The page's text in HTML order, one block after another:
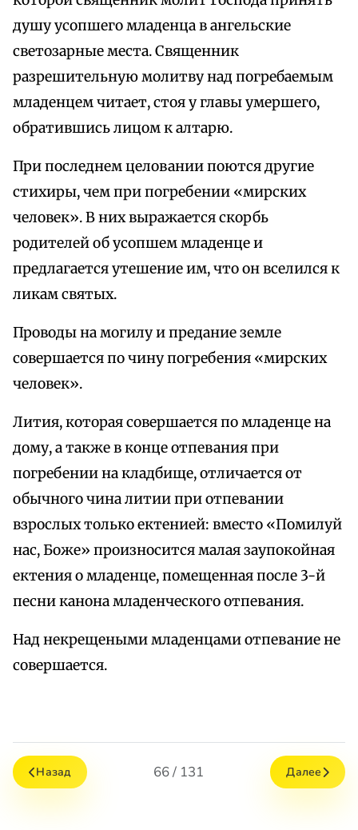
душу усопшего младенца в ангельские
светозарные места. Священник
разрешительную молитву над погребаемым
младенцем читает, стоя у главы умершего,
обратившись лицом к алтарю.
При последнем целовании поются другие
стихиры, чем при погребении «мирских
человек». В них выражается скорбь
родителей об усопшем младенце и
предлагается утешение им, что он вселился к
ликам святых.
Проводы на могилу и предание земле
совершается по чину погребения «мирских
человек».
Лития, которая совершается по младенце на
дому, а также в конце отпевания при
погребении на кладбище, отличается от
обычного чина литии при отпевании
взрослых только ектенией: вместо «Помилуй
нас, Боже» произносится малая заупокойная
ектения о младенце, помещенная после 3-й
песни канона младенческого отпевания.
Над некрещеными младенцами отпевание не
совершается.
Назад 66 / 131 Далее